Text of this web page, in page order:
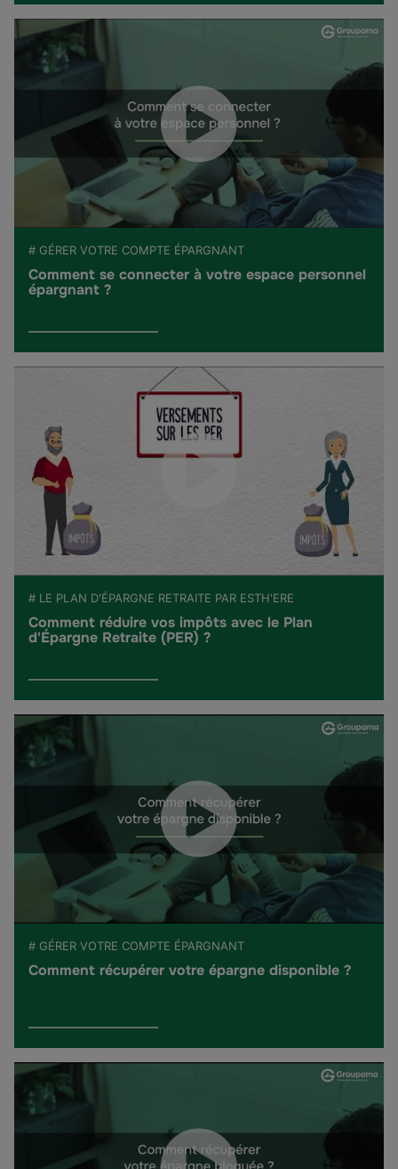
# GÉRER VOTRE COMPTE ÉPARGNANT
Comment se connecter à votre espace personnel
épargnant ?
# LE PLAN D'ÉPARGNE RETRAITE PAR ESTH'ERE
Comment réduire vos impôts avec le Plan
d'Épargne Retraite (PER) ?
# GÉRER VOTRE COMPTE ÉPARGNANT
Comment récupérer votre épargne disponible ?